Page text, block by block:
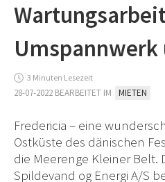
3 Minuten Lesezeit
28-07-2022 BEARBEITET IM MIETEN
Fredericia – eine
Ostküste des dänischen
die Meerenge Kleiner Belt.
Spildevand og Energi A/S